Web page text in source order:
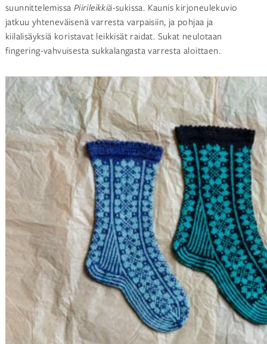
suunnittelemissa Piirileikkiä-sukissa. Kaunis kirjoneulekuvio
jatkuu yhteneväisenä varresta varpaisiin, ja pohjaa ja
kiilalisäyksiä koristavat leikkisät raidat. Sukat neulotaan
fingering-vahvuisesta sukkalangasta varresta aloittaen.